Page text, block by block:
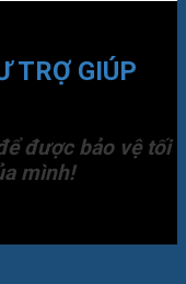
TRỢ GIÚP
được bảo vệ tối
mình!